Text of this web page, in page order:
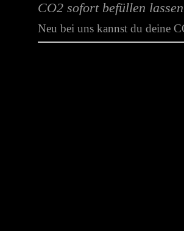
CO2 sofort befüllen lassen
Neu bei uns kannst du deine